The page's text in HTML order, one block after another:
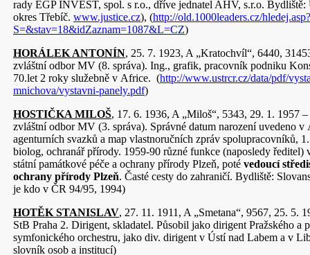
rady EGP INVEST, spol. s r.o., dříve jednatel AHV, s.r.o. Bydliště:
okres Třebíč. www.justice.cz), (http://old.1000leaders.cz/hledej.asp?
S=&stav=18&idZaznam=1087&L=CZ)
HORÁLEK ANTONÍN, 25. 7. 1923, A „Kratochvíl“, 6440,
zvláštní odbor MV (8. správa). Ing., grafik, pracovník podniku
70.let 2 roky služebně v Africe. (http://www.ustrcr.cz/data/pdf/
mnichova/vystavni-panely.pdf)
HOSTIČKA MILOŠ, 17. 6. 1936, A „Miloš“, 5343, 29. 1. 1957
zvláštní odbor MV (3. správa). Správné datum narození uvedeno
agenturních svazků a map vlastnoručních zpráv spolupracovníků,
biolog, ochranář přírody. 1959-90 různé funkce (naposledy ředitel)
státní památkové péče a ochrany přírody Plzeň, poté vedoucí
ochrany přírody Plzeň. Časté cesty do zahraničí. Bydliště:
je kdo v ČR 94/95, 1994)
HOTĚK STANISLAV, 27. 11. 1911, A „Smetana“, 9567, 25. 5.
StB Praha 2. Dirigent, skladatel. Působil jako dirigent Pražského a
symfonického orchestru, jako div. dirigent v Ústí nad Labem a v
slovník osob a institucí)